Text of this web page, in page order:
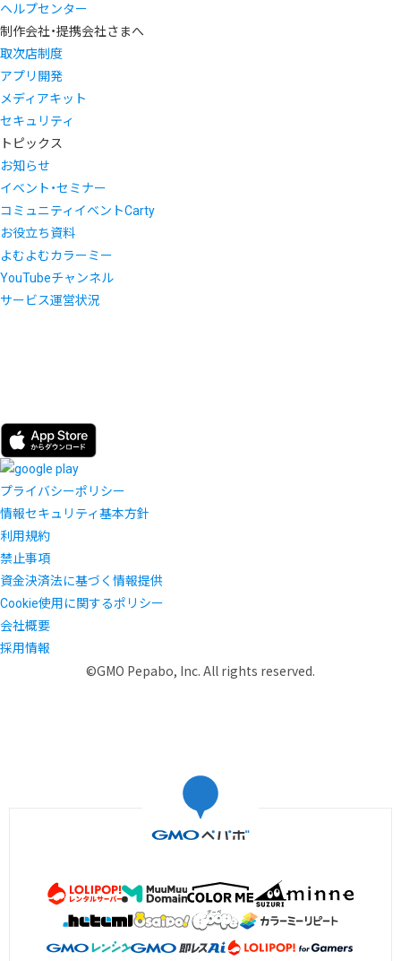
ヘルプセンター
制作会社・提携会社さまへ
取次店制度
アプリ開発
メディアキット
セキュリティ
トピックス
お知らせ
イベント・セミナー
コミュニティイベントCarty
お役立ち資料
よむよむカラーミー
YouTubeチャンネル
サービス運営状況
プライバシーポリシー
情報セキュリティ基本方針
利用規約
禁止事項
資金決済法に基づく情報提供
Cookie使用に関するポリシー
会社概要
採用情報
©GMO Pepabo, Inc. All rights reserved.